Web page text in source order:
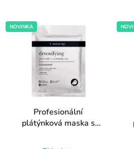
NOVINKA
Profesionální
plátýnková maska s